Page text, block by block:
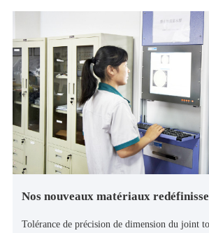
Nos nouveaux matériaux
Tolérance de précision de dimension du joint